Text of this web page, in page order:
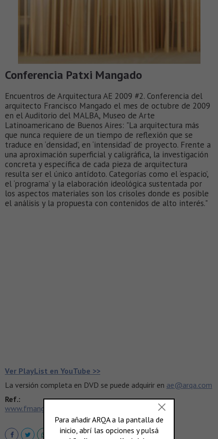
Conferencia Patxi Mangado
Encuentros de Arquitectura AE 2009 #2. Conferencia del
arquitecto Francisco Mangado el mes de octubre de 2009
en el Auditorio del MALBA, Museo de Arte
Latinoamericano de Buenos Aires: "La arquitectura más
que nunca requiere de un tiempo de reflexión que se
traduce en ‘densidad’, en ‘intensidad’ de proyecto. Frente a
una aproximación superficial y caligráfica, la investigación
concreta y específica de cada pieza de arquitectura
resulta ser el único antídoto. Categorías como el ‘espacio’,
el ‘programa’ y la elaboración ideológica sustentada por
los aspectos materiales son los crisoles donde es posible
el análisis y la propuesta con contenidos de alto interés."
Ver PlayList en YouTube >>
La versión completa en DVD se puede adquirir en ae@arqa.com
Ref.:
www.fmangado.com